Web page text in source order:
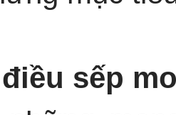
sếp